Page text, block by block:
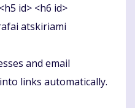
id> <h6 id>
atskiriami
and email
links automatically.